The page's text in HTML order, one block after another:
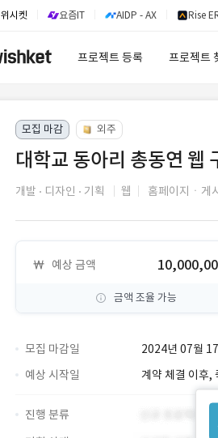
위시켓 요즘IT AIDP - AX Rise
프로젝트 등록 프로젝트
모집 마감 외주
대학교 동아리 총동연 웹
개발 디자인 기획 웹 홈페이지ㆍ게
예상 금액
금액 조율 가능
모집 마감일 2024년 07월
예상 시작일 계약 체결 이후,
진행 분류